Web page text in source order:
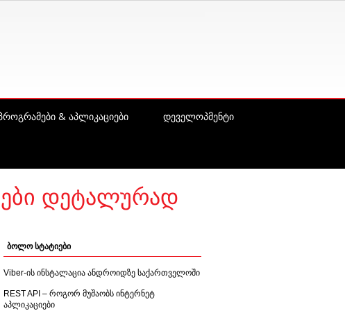
& აპლიკაციები დეველოპმენტი
დეტალურად
ბოლო სტატიები
Viber-ის ინსტალაცია ანდროიდზე საქართველოში
REST API – როგორ მუშაობს ინტერნეტ
აპლიკაციები